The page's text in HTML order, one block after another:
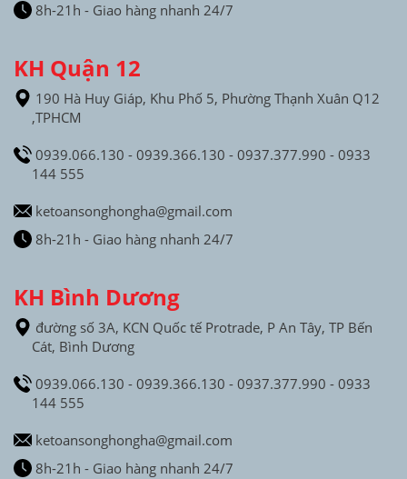
8h-21h - Giao hàng nhanh 24/7
KH Quận 12
190 Hà Huy Giáp, Khu Phố 5, Phường Thạnh Xuân Q12
,TPHCM
0939.066.130 - 0939.366.130 - 0937.377.990 - 0933
144 555
ketoansonghongha@gmail.com
8h-21h - Giao hàng nhanh 24/7
KH Bình Dương
đường số 3A, KCN Quốc tế Protrade, P An Tây, TP Bến
Cát, Bình Dương
0939.066.130 - 0939.366.130 - 0937.377.990 - 0933
144 555
ketoansonghongha@gmail.com
8h-21h - Giao hàng nhanh 24/7